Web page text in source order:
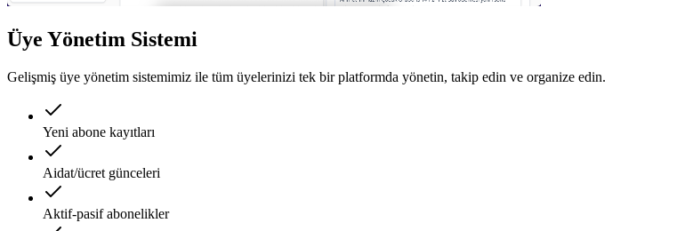
Üye Yönetim Sistemi
Gelişmiş üye yönetim sistemimiz ile tüm üyelerinizi tek bir platformda yönetin, takip edin ve organize edin.
Yeni abone kayıtları
Aidat/ücret günceleri
Aktif-pasif abonelikler